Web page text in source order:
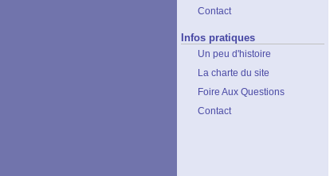
Contact
Infos pratiques
Un peu d'histoire
La charte du site
Foire Aux Questions
Contact